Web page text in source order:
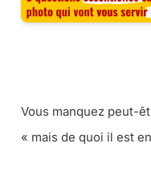
Vous manquez peut-
« mais de quoi il est